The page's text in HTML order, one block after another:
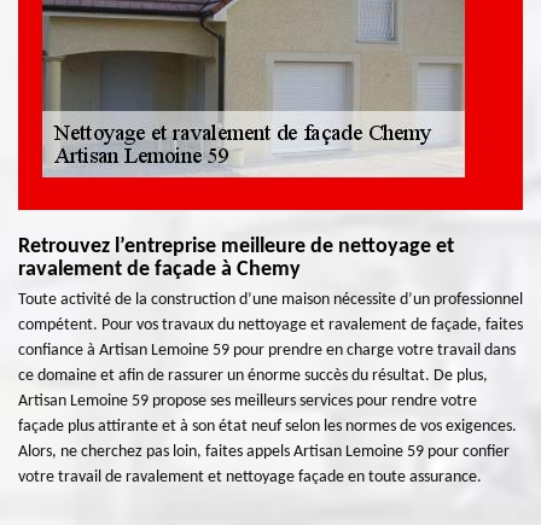
Retrouvez l’entreprise meilleure de nettoyage et
ravalement de façade à Chemy
Toute activité de la construction d’une maison nécessite d’un professionnel
compétent. Pour vos travaux du nettoyage et ravalement de façade, faites
confiance à Artisan Lemoine 59 pour prendre en charge votre travail dans
ce domaine et afin de rassurer un énorme succès du résultat. De plus,
Artisan Lemoine 59 propose ses meilleurs services pour rendre votre
façade plus attirante et à son état neuf selon les normes de vos exigences.
Alors, ne cherchez pas loin, faites appels Artisan Lemoine 59 pour confier
votre travail de ravalement et nettoyage façade en toute assurance.